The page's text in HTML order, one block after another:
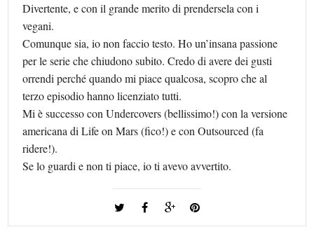
Divertente, e con il grande merito di prendersela con i
vegani.
Comunque sia, io non faccio testo. Ho un’insana passione
per le serie che chiudono subito. Credo di avere dei gusti
orrendi perché quando mi piace qualcosa, scopro che al
terzo episodio hanno licenziato tutti.
Mi è successo con Undercovers (bellissimo!) con la versione
americana di Life on Mars (fico!) e con Outsourced (fa
ridere!).
Se lo guardi e non ti piace, io ti avevo avvertito.